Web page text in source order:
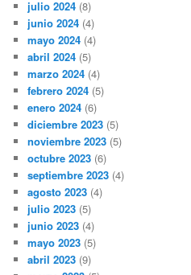
julio 2024 (8)
junio 2024 (4)
mayo 2024 (4)
abril 2024 (5)
marzo 2024 (4)
febrero 2024 (5)
enero 2024 (6)
diciembre 2023 (5)
noviembre 2023 (5)
octubre 2023 (6)
septiembre 2023 (4)
agosto 2023 (4)
julio 2023 (5)
junio 2023 (4)
mayo 2023 (5)
abril 2023 (9)